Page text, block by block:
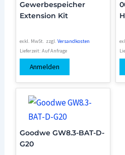
Gewerbespeicher
Extension Kit
exkl. MwSt. zzgl.Versandkosten
Lieferzeit:Auf Anfrage
Anmelden
Goodwe GW8.3-BAT-D-
G20